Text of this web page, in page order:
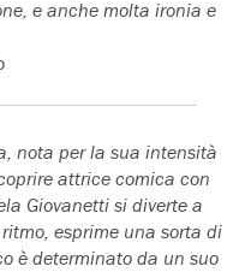
e anche molta ironia e
nota per la sua intensità
attrice comica con
Giovanetti si diverte a
esprime una sorta di
è determinato da un suo